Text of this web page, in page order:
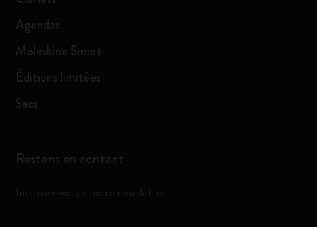
Agendas
Moleskine Smart
Éditions limitées
Sacs
Restons en contact
Inscrivez-vous à notre newsletter